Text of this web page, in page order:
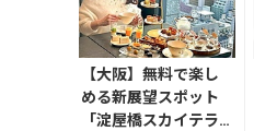
【大阪】無料で楽し
める新展望スポット
「淀屋橋スカイテラ